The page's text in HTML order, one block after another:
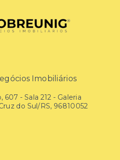
Imobiliários
- Sala 212 - Galeria
do Sul/RS, 96810052